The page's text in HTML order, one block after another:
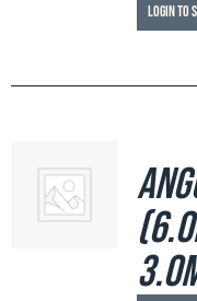
Login to